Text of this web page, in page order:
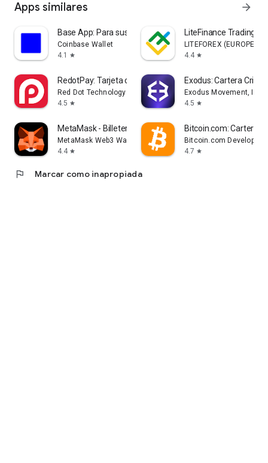
Apps similares arrow_forward
Base App: Para sus Operaciones
Coinbase Wallet
4.1
star
LiteFinance Trading
LITEFOREX (EUROPE)
4.4 star
RedotPay: Tarjeta cripto & Pay
Red Dot Technology Limited
4.5 star
Exodus: Cartera
Exodus Movement, Inc.
4.5 star
MetaMask - Billetera de cripto
MetaMask Web3 Wallet
4.4 star
Bitcoin.com: Cartera
Bitcoin.com Developer
4.7 star
flag Marcar como inapropiada